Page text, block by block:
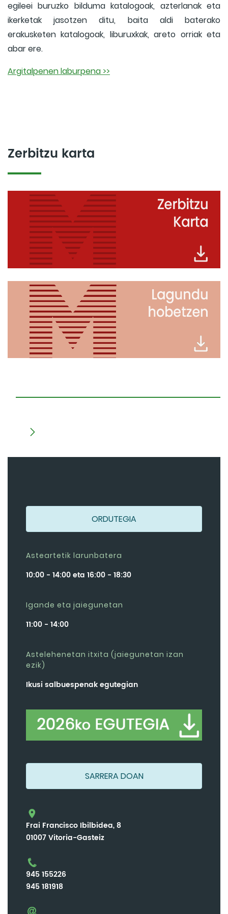
egileei buruzko bilduma katalogoak, azterlanak eta
ikerketak jasotzen ditu, baita aldi baterako
erakusketen katalogoak, liburuxkak, areto orriak eta
abar ere.
Argitalpenen laburpena >>
Zerbitzu karta
ORDUTEGIA
Asteartetik larunbatera
10:00 - 14:00 eta 16:00 - 18:30
Igande eta jaiegunetan
11:00 - 14:00
Astelehenetan itxita (jaiegunetan izan
ezik)
Ikusi salbuespenak egutegian
SARRERA DOAN
Frai Francisco Ibilbidea, 8
01007 Vitoria-Gasteiz
945 155226
945 181918